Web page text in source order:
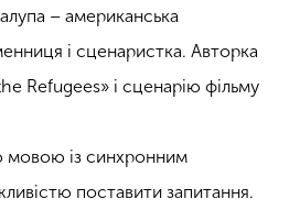
– американська
і сценаристка. Авторка
Refugees» і сценарію фільму
мовою із синхронним
поставити запитання.